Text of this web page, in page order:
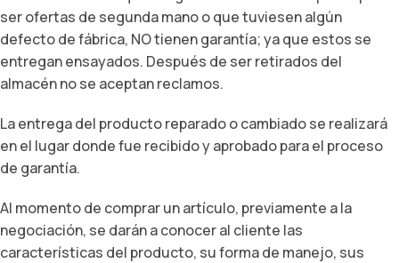
ser ofertas de segunda mano o que tuviesen algún
defecto de fábrica, NO tienen garantía; ya que estos se
entregan ensayados. Después de ser retirados del
almacén no se aceptan reclamos.
La entrega del producto reparado o cambiado se realizará
en el lugar donde fue recibido y aprobado para el proceso
de garantía.
Al momento de comprar un artículo, previamente a la
negociación, se darán a conocer al cliente las
características del producto, su forma de manejo, sus